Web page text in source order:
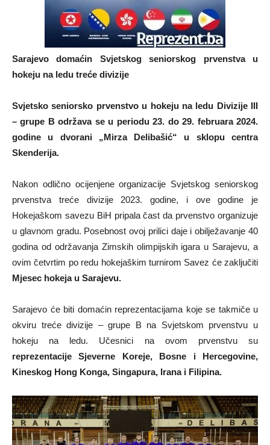
Sarajevo domaćin Svjetskog seniorskog prvenstva u
hokeju na ledu treće divizije
Svjetsko seniorsko prvenstvo u hokeju na ledu Divizije III
– grupe B održava se u periodu 23. do 29. februara 2024.
godine u dvorani „Mirza Delibašić“ u sklopu centra
Skenderija.
Nakon odlično ocijenjene organizacije Svjetskog seniorskog
prvenstva treće divizije 2023. godine, i ove godine je
Hokejaškom savezu BiH pripala čast da prvenstvo organizuje
u glavnom gradu. Posebnost ovoj prilici daje i obilježavanje 40
godina od održavanja Zimskih olimpijskih igara u Sarajevu, a
ovim četvrtim po redu hokejaškim turnirom Savez će zaključiti
Mjesec hokeja u Sarajevu.
Sarajevo će biti domaćin reprezentacijama koje se takmiče u
okviru treće divizije – grupe B na Svjetskom prvenstvu u
hokeju na ledu. Učesnici na ovom prvenstvu su
reprezentacije Sjeverne Koreje, Bosne i Hercegovine,
Kineskog Hong Konga, Singapura, Irana i Filipina.